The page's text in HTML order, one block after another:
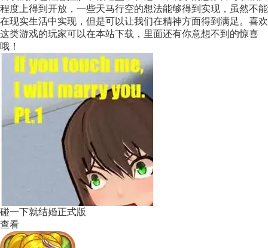
程度上得到开放，一些天马行空的想法能够得到实现，虽然不能
在现实生活中实现，但是可以让我们在精神方面得到满足。喜欢
这类游戏的玩家可以在本站下载，里面还有你意想不到的惊喜
哦！
碰一下就结婚正式版
查看